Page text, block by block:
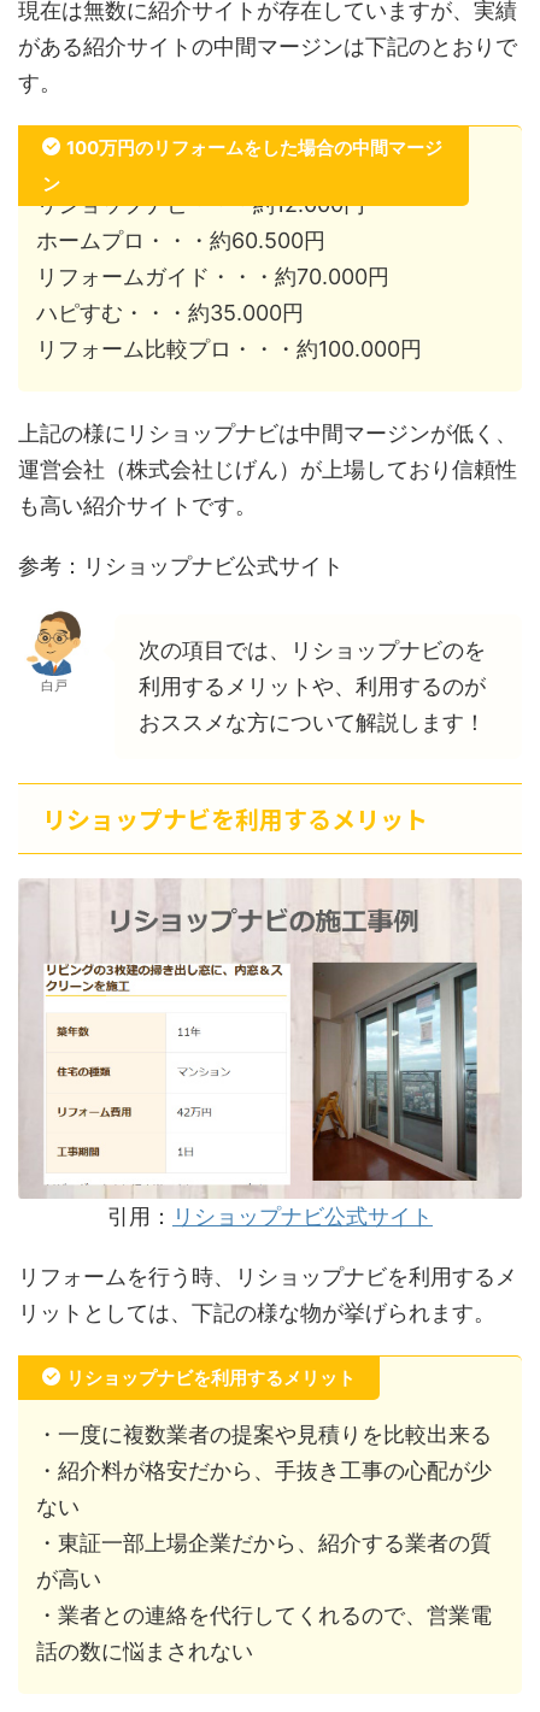
現在は無数に紹介サイトが存在していますが、実績
がある紹介サイトの中間マージンは下記のとおりで
す。
100万円のリフォームをした場合の中間マージ
ン
リショップナビ・・・約12.000円
ホームプロ・・・約60.500円
リフォームガイド・・・約70.000円
ハピすむ・・・約35.000円
リフォーム比較プロ・・・約100.000円
上記の様にリショップナビは中間マージンが低く、
運営会社（株式会社じげん）が上場しており信頼性
も高い紹介サイトです。
参考：リショップナビ公式サイト
白戸
次の項目では、リショップナビのを
利用するメリットや、利用するのが
おススメな方について解説します！
リショップナビを利用するメリット
引用： リショップナビ公式サイト
リフォームを行う時、リショップナビを利用するメ
リットとしては、下記の様な物が挙げられます。
リショップナビを利用するメリット
・一度に複数業者の提案や見積りを比較出来る
・紹介料が格安だから、手抜き工事の心配が少
ない
・東証一部上場企業だから、紹介する業者の質
が高い
・業者との連絡を代行してくれるので、営業電
話の数に悩まされない